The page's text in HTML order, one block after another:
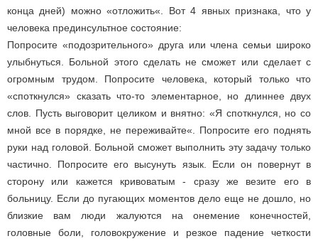
конца дней) можно «отложить«. Вот 4 явных признака, что у
человека прединсультное состояние:
Попросите «подозрительного» друга или члена семьи широко
улыбнуться. Больной этого сделать не сможет или сделает с
огромным трудом. Попросите человека, который только что
«споткнулся» сказать что-то элементарное, но длиннее двух
слов. Пусть выговорит целиком и внятно: «Я споткнулся, но со
мной все в порядке, не переживайте«. Попросите его поднять
руки над головой. Больной сможет выполнить эту задачу только
частично. Попросите его высунуть язык. Если он повернут в
сторону или кажется кривоватым - сразу же везите его в
больницу. Если до пугающих моментов дело еще не дошло, но
близкие вам люди жалуются на онемение конечностей,
головные боли, головокружение и резкое падение четкости